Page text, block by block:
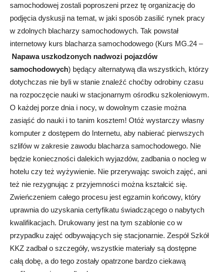
samochodowej zostali poproszeni przez tę organizację do
podjęcia dyskusji na temat, w jaki sposób zasilić rynek pracy
w zdolnych blacharzy samochodowych. Tak powstał
internetowy kurs blacharza samochodowego (Kurs MG.24 –
Napawa uszkodzonych nadwozi pojazdów
samochodowych) będący alternatywą dla wszystkich, którzy
dotychczas nie byli w stanie znaleźć choćby odrobiny czasu
na rozpoczęcie nauki w stacjonarnym ośrodku szkoleniowym.
O każdej porze dnia i nocy, w dowolnym czasie można
zasiąść do nauki i to tanim kosztem! Otóż wystarczy własny
komputer z dostępem do Internetu, aby nabierać pierwszych
szlifów w zakresie zawodu blacharza samochodowego. Nie
będzie konieczności dalekich wyjazdów, zadbania o nocleg w
hotelu czy też wyżywienie. Nie przerywając swoich zajęć, ani
też nie rezygnując z przyjemności można kształcić się.
Zwieńczeniem całego procesu jest egzamin końcowy, który
uprawnia do uzyskania certyfikatu świadczącego o nabytych
kwalifikacjach. Drukowany jest na tym szablonie co w
przypadku zajęć odbywających się stacjonarnie. Zespół Szkół
KKZ zadbał o szczegóły, wszystkie materiały są dostępne
całą dobę, a do tego zostały opatrzone bardzo ciekawą